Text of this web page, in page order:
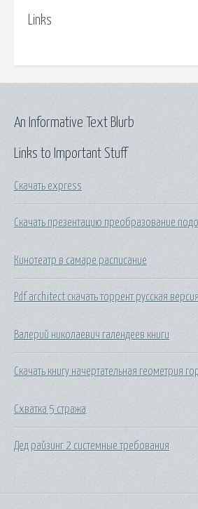
Links
Links to Important Stuff
Скачать express
Скачать презентацию преобразование
Кинотеатр в самаре расписание
Pdf architect скачать торрент русская
Валерий николаевич галендеев книги
Скачать книгу начертательная геометрия
Схватка 5 стража
Дед райзинг 2 системные требования
An Informative Text Blurb